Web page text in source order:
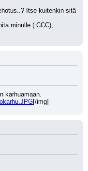
Itse kuitenkin sitä
minulle (:CCC),
karhuamaan.
[/img]